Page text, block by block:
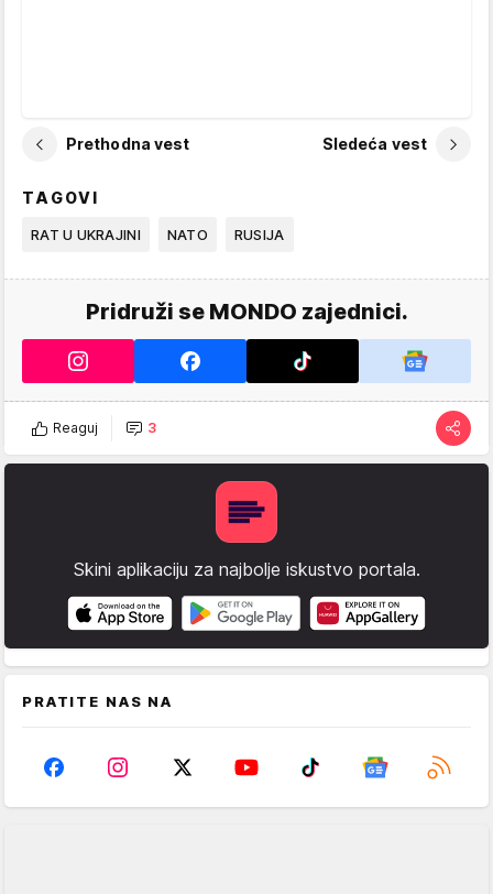
Prethodna vest Sledeća vest
TAGOVI
RAT U UKRAJINI NATO RUSIJA
Pridruži se MONDO zajednici.
Reaguj 3
Skini aplikaciju za najbolje iskustvo portala.
PRATITE NAS NA